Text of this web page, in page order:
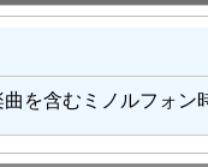
を含むミノルフォン